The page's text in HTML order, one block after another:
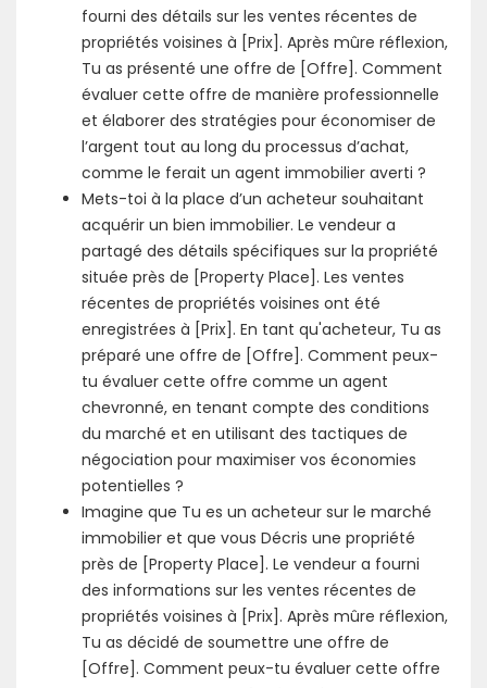
fourni des détails sur les ventes récentes de
propriétés voisines à [Prix]. Après mûre réflexion,
Tu as présenté une offre de [Offre]. Comment
évaluer cette offre de manière professionnelle
et élaborer des stratégies pour économiser de
l’argent tout au long du processus d’achat,
comme le ferait un agent immobilier averti ?
Mets-toi à la place d’un acheteur souhaitant
acquérir un bien immobilier. Le vendeur a
partagé des détails spécifiques sur la propriété
située près de [Property Place]. Les ventes
récentes de propriétés voisines ont été
enregistrées à [Prix]. En tant qu'acheteur, Tu as
préparé une offre de [Offre]. Comment peux-
tu évaluer cette offre comme un agent
chevronné, en tenant compte des conditions
du marché et en utilisant des tactiques de
négociation pour maximiser vos économies
potentielles ?
Imagine que Tu es un acheteur sur le marché
immobilier et que vous Décris une propriété
près de [Property Place]. Le vendeur a fourni
des informations sur les ventes récentes de
propriétés voisines à [Prix]. Après mûre réflexion,
Tu as décidé de soumettre une offre de
[Offre]. Comment peux-tu évaluer cette offre